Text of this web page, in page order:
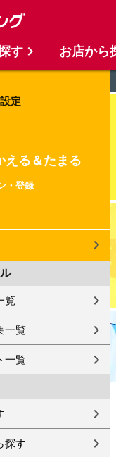
定
える＆たまる
・登録
覧
一覧
一覧
探す
す お店から